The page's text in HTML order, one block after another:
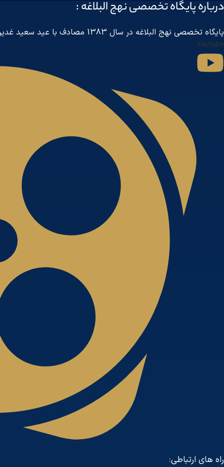
درباره پايگاه تخصصی نهج البلاغه :
پايگاه تخصصی نهج البلاغه در سال 1383 مصادف با عید سعید غدیر خم توسط مرکز جهانی اطلاع رسانی آل البیت
Youtube
راه های ارتباطی: